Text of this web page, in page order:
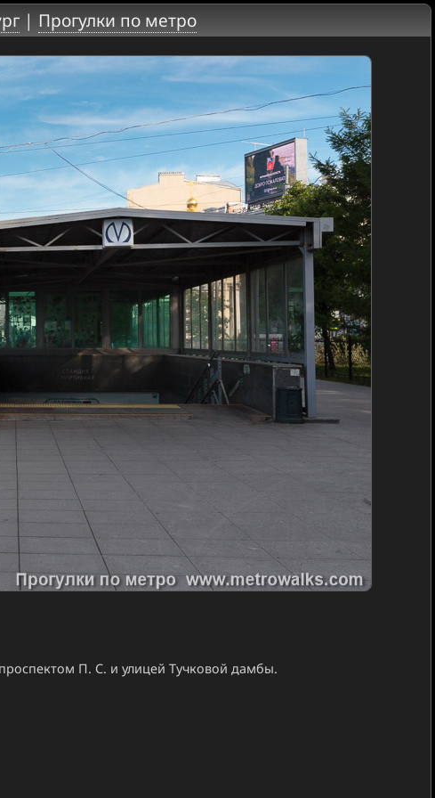
| Прогулки по метро
П. С. и улицей Тучковой дамбы.